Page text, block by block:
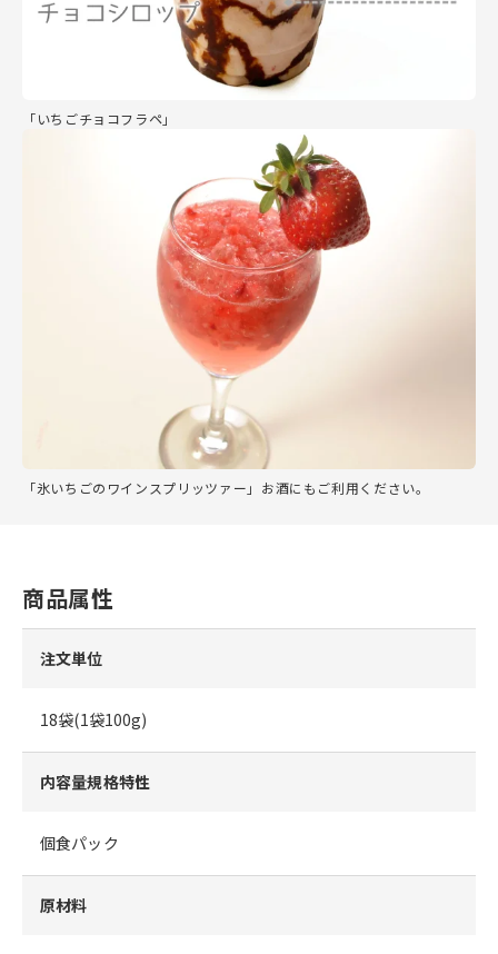
「いちごチョコフラペ」
「氷いちごのワインスプリッツァー」お酒にもご利用ください。
商品属性
注文単位
18袋(1袋100g)
内容量規格特性
個食パック
原材料